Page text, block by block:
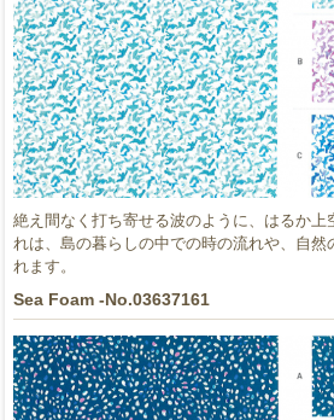
絶え間なく打ち寄せる波のように、はるか
れは、島の暮らしの中での時の流れや、自然
れます。
Sea Foam -No.03637161